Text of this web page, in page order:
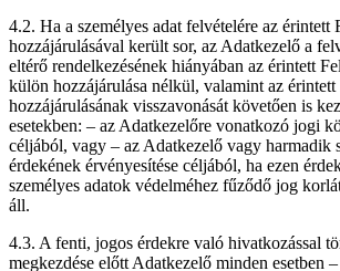
4.2. Ha a személyes adat felvételére az érintett
hozzájárulásával került sor, az Adatkezelő a
eltérő rendelkezésének hiányában az érintett
külön hozzájárulása nélkül, valamint az érintett
hozzájárulásának visszavonását követően is
esetekben: – az Adatkezelőre vonatkozó jogi
céljából, vagy – az Adatkezelő vagy harmadik
érdekének érvényesítése céljából, ha ezen
személyes adatok védelméhez fűződő jog
áll.
4.3. A fenti, jogos érdekre való hivatkozással
megkezdése előtt Adatkezelő minden esetben